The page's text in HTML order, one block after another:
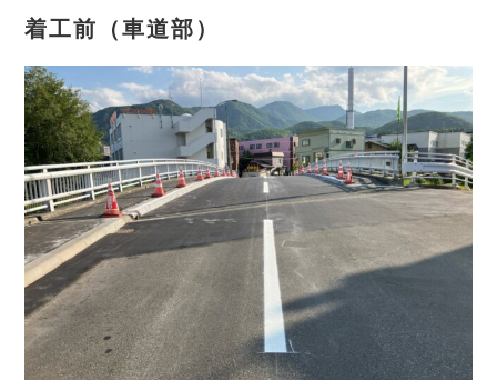
着工前（車道部）